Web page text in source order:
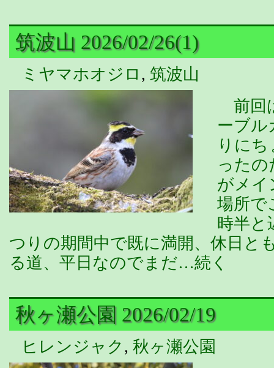
筑波山 2026/02/26(1)
ミヤマホオジロ , 筑波山
前回
ーブル
りに
った
がメ
場所
時半と
つりの期間中で既に満開、休日と
る道、平日なのでまだ…続く
秋ヶ瀬公園 2026/02/19
ヒレンジャク , 秋ヶ瀬公園